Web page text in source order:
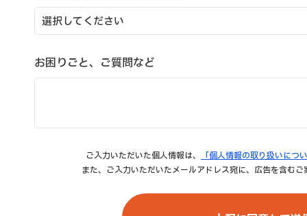
お困りごと、ご質問など
ご入力いただいた個人情報は、
「個人情報の取り扱いにつ
また、ご入力いただいたメールアドレス宛に、広告を含む